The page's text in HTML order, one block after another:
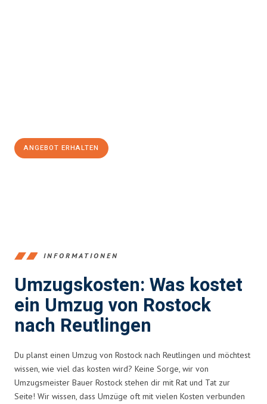
ANGEBOT ERHALTEN
INFORMATIONEN
Umzugskosten: Was kostet
ein Umzug von Rostock
nach Reutlingen
Du planst einen Umzug von Rostock nach Reutlingen und möchtest
wissen, wie viel das kosten wird? Keine Sorge, wir von
Umzugsmeister Bauer Rostock stehen dir mit Rat und Tat zur
Seite! Wir wissen, dass Umzüge oft mit vielen Kosten verbunden